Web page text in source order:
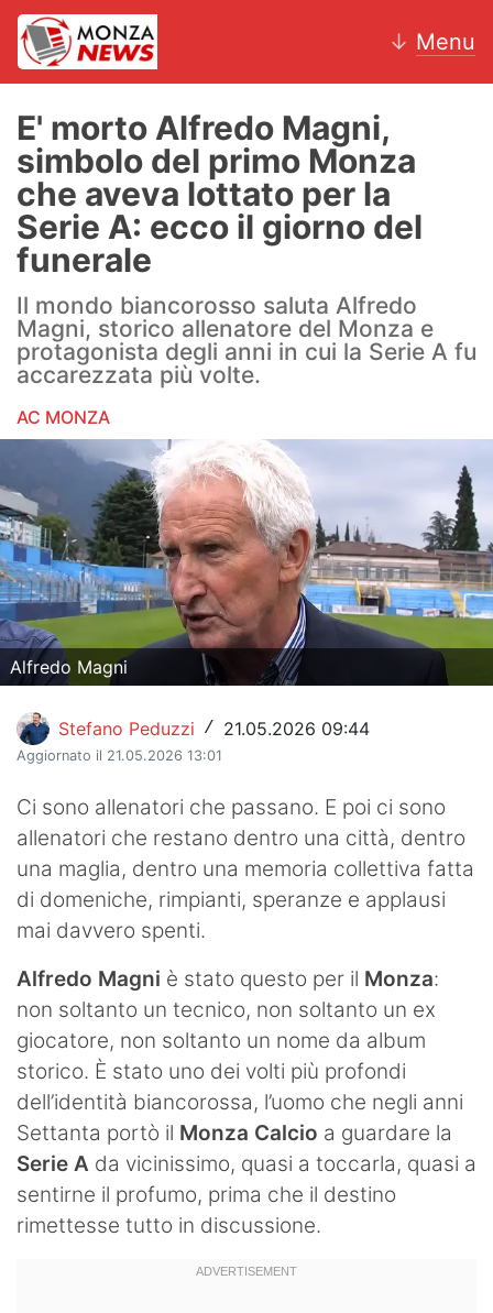
↓ Menu
News
AC Monza
Calcio
Motori
Volley
Hockey
Altri sport
Hockey
Pallanuoto
Pallamano
Altre
News
Turismo
Eventi
E' morto Alfredo Magni,
simbolo del primo Monza
che aveva lottato per la
Serie A: ecco il giorno del
funerale
Il mondo biancorosso saluta Alfredo
Magni, storico allenatore del Monza e
protagonista degli anni in cui la Serie A fu
accarezzata più volte.
AC MONZA
Alfredo Magni
Stefano Peduzzi / 21.05.2026 09:44
Aggiornato il 21.05.2026 13:01
Ci sono allenatori che passano. E poi ci sono
allenatori che restano dentro una città, dentro
una maglia, dentro una memoria collettiva fatta
di domeniche, rimpianti, speranze e applausi
mai davvero spenti.
Alfredo Magni è stato questo per il Monza:
non soltanto un tecnico, non soltanto un ex
giocatore, non soltanto un nome da album
storico. È stato uno dei volti più profondi
dell’identità biancorossa, l’uomo che negli anni
Settanta portò il Monza Calcio a guardare la
Serie A da vicinissimo, quasi a toccarla, quasi a
sentirne il profumo, prima che il destino
rimettesse tutto in discussione.